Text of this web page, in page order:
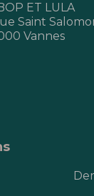
ET LULA
Saint
Vannes